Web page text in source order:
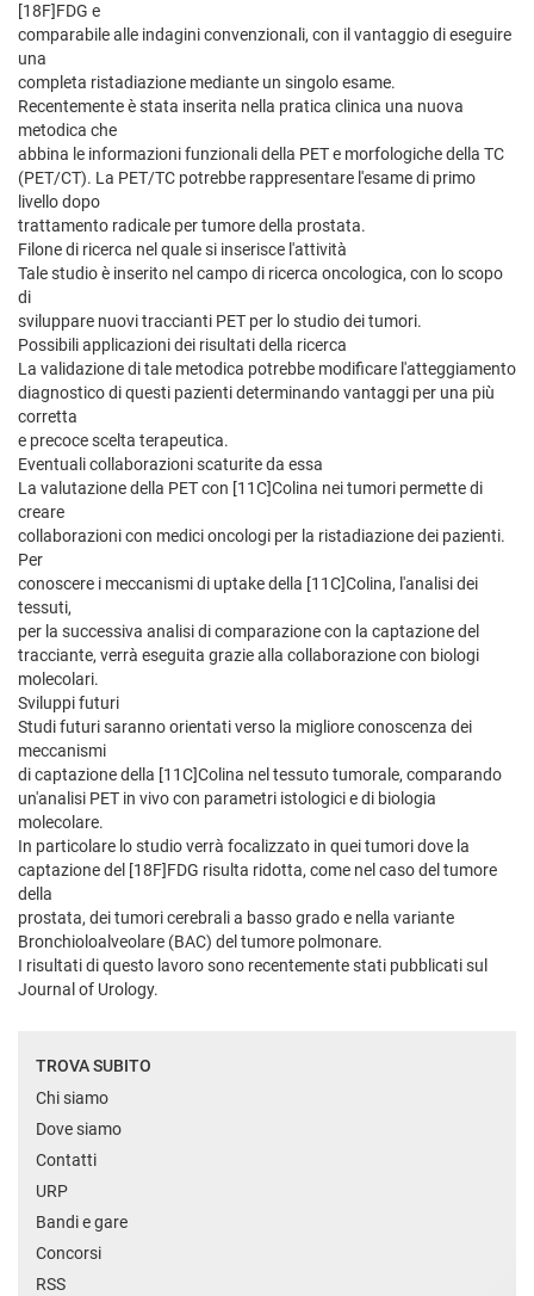
[18F]FDG e
comparabile alle indagini convenzionali, con il vantaggio di eseguire
una
completa ristadiazione mediante un singolo esame.
Recentemente è stata inserita nella pratica clinica una nuova
metodica che
abbina le informazioni funzionali della PET e morfologiche della TC
(PET/CT). La PET/TC potrebbe rappresentare l'esame di primo
livello dopo
trattamento radicale per tumore della prostata.
Filone di ricerca nel quale si inserisce l'attività
Tale studio è inserito nel campo di ricerca oncologica, con lo scopo
di
sviluppare nuovi traccianti PET per lo studio dei tumori.
Possibili applicazioni dei risultati della ricerca
La validazione di tale metodica potrebbe modificare l'atteggiamento
diagnostico di questi pazienti determinando vantaggi per una più
corretta
e precoce scelta terapeutica.
Eventuali collaborazioni scaturite da essa
La valutazione della PET con [11C]Colina nei tumori permette di
creare
collaborazioni con medici oncologi per la ristadiazione dei pazienti.
Per
conoscere i meccanismi di uptake della [11C]Colina, l'analisi dei
tessuti,
per la successiva analisi di comparazione con la captazione del
tracciante, verrà eseguita grazie alla collaborazione con biologi
molecolari.
Sviluppi futuri
Studi futuri saranno orientati verso la migliore conoscenza dei
meccanismi
di captazione della [11C]Colina nel tessuto tumorale, comparando
un'analisi PET in vivo con parametri istologici e di biologia
molecolare.
In particolare lo studio verrà focalizzato in quei tumori dove la
captazione del [18F]FDG risulta ridotta, come nel caso del tumore
della
prostata, dei tumori cerebrali a basso grado e nella variante
Bronchioloalveolare (BAC) del tumore polmonare.
I risultati di questo lavoro sono recentemente stati pubblicati sul
Journal of Urology.
TROVA SUBITO
Chi siamo
Dove siamo
Contatti
URP
Bandi e gare
Concorsi
RSS